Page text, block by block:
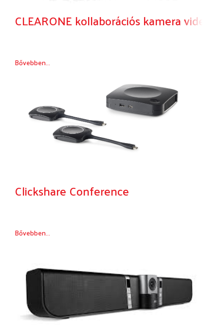
CLEARONE kollaborációs kamera
Bővebben...
Clickshare Conference
Bővebben...